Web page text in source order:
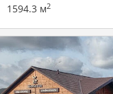
1594.3 м2